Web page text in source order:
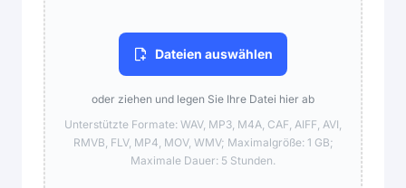
Dateien auswählen
oder ziehen und legen Sie Ihre Datei hier ab
Unterstützte Formate: WAV, MP3, M4A, CAF, AIFF, AVI,
RMVB, FLV, MP4, MOV, WMV; Maximalgröße: 1 GB;
Maximale Dauer: 5 Stunden.